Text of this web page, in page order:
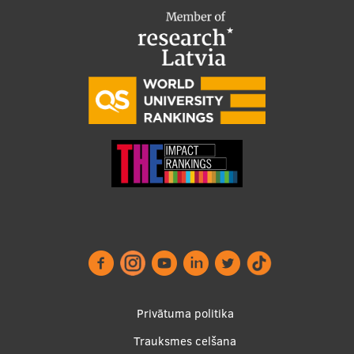
RSU zinātnes portāls
Pētniecības platformas
Doktorantūras skola
Pētniecības pakalpojumi
Pētniecības projekti
Vertikāli integrētie projekti
Privātuma politika
Trauksmes celšana